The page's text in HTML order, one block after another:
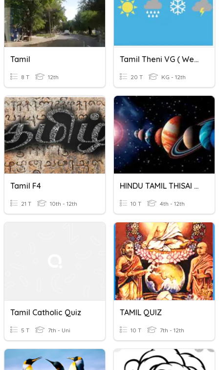
Tamil
8 T 12th
Tamil Theni VG ( Weather)
20 T KG - 12th
Tamil F4
21 T 10th - 12th
HINDU TAMIL THISAI - ASTRONOMY
10 T 4th - 12th
Tamil Catholic Quiz
5 T 7th - Uni
TAMIL QUIZ
10 T 7th - 12th